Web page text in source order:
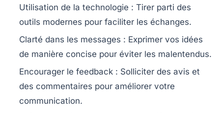
Utilisation de la technologie : Tirer parti des
outils modernes pour faciliter les échanges.
Clarté dans les messages : Exprimer vos idées
de manière concise pour éviter les malentendus.
Encourager le feedback : Solliciter des avis et
des commentaires pour améliorer votre
communication.